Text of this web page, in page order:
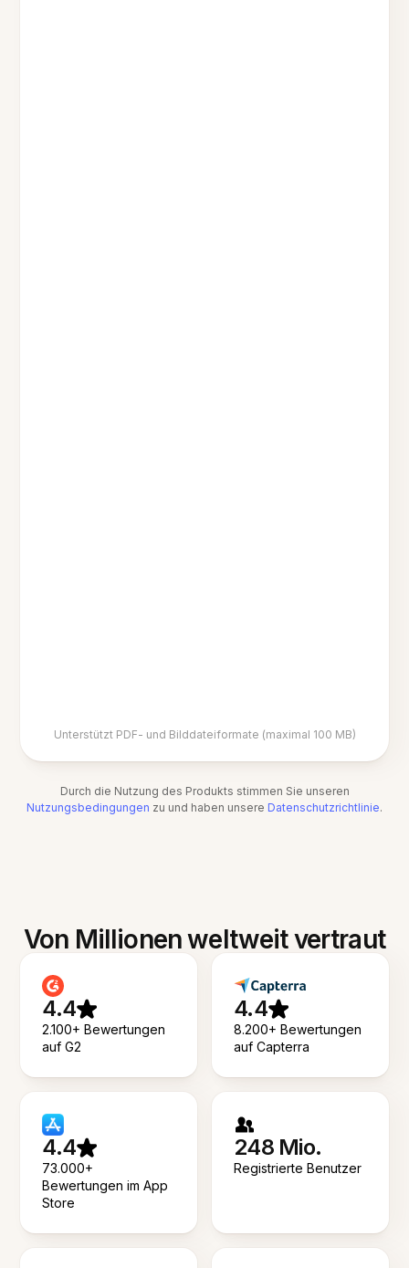
Unterstützt PDF- und Bilddateiformate (maximal 100 MB)
Durch die Nutzung des Produkts stimmen Sie unseren
Nutzungsbedingungen zu und haben unsere Datenschutzrichtlinie.
Von Millionen weltweit vertraut
4.4
2.100+ Bewertungen
auf G2
4.4
8.200+ Bewertungen
auf Capterra
4.4
73.000+
Bewertungen im App
Store
248 Mio.
Registrierte Benutzer